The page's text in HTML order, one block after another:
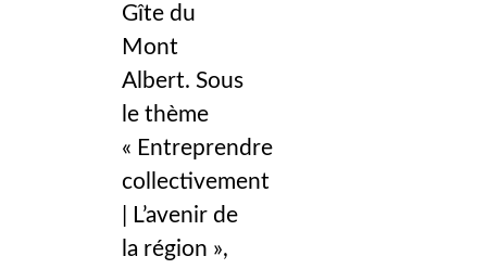
Gîte du
Mont
Albert. Sous
le thème
« Entreprendre
collectivement
| L’avenir de
la région »,